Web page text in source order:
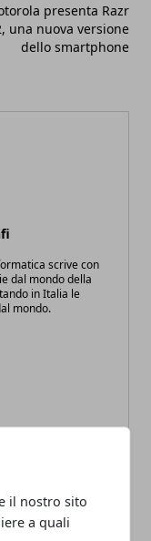
il nostro sito
a quali
presenta Razr
una nuova versione
dello smartphone
scrive con
dal mondo della
in Italia le
mondo.